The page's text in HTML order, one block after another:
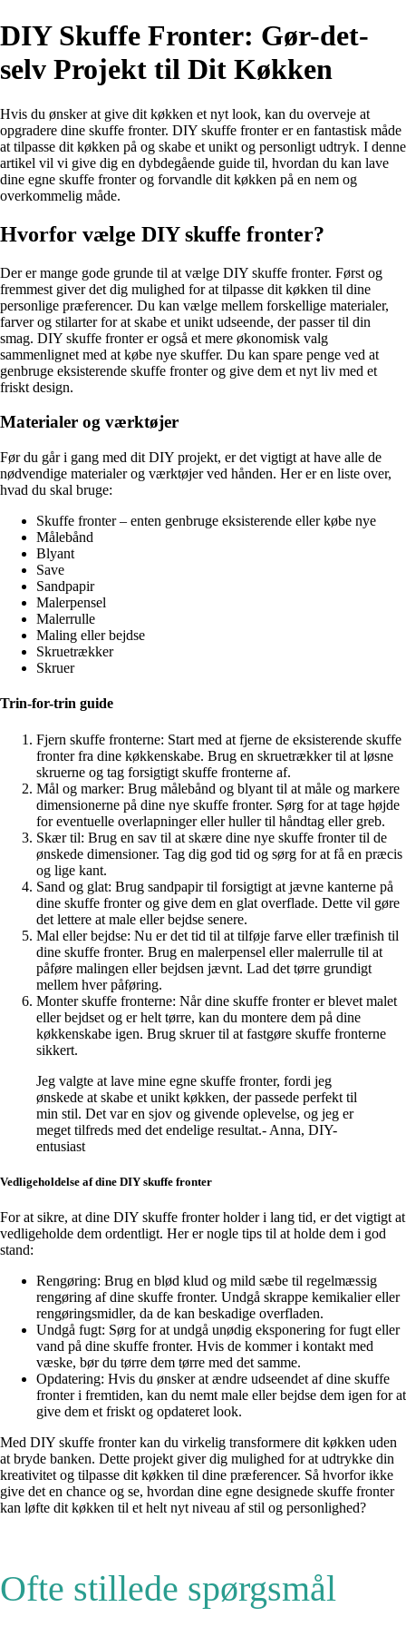
DIY Skuffe Fronter: Gør-det-
selv Projekt til Dit Køkken
Hvis du ønsker at give dit køkken et nyt look, kan du overveje at
opgradere dine skuffe fronter. DIY skuffe fronter er en fantastisk måde
at tilpasse dit køkken på og skabe et unikt og personligt udtryk. I denne
artikel vil vi give dig en dybdegående guide til, hvordan du kan lave
dine egne skuffe fronter og forvandle dit køkken på en nem og
overkommelig måde.
Hvorfor vælge DIY skuffe fronter?
Der er mange gode grunde til at vælge DIY skuffe fronter. Først og
fremmest giver det dig mulighed for at tilpasse dit køkken til dine
personlige præferencer. Du kan vælge mellem forskellige materialer,
farver og stilarter for at skabe et unikt udseende, der passer til din
smag. DIY skuffe fronter er også et mere økonomisk valg
sammenlignet med at købe nye skuffer. Du kan spare penge ved at
genbruge eksisterende skuffe fronter og give dem et nyt liv med et
friskt design.
Materialer og værktøjer
Før du går i gang med dit DIY projekt, er det vigtigt at have alle de
nødvendige materialer og værktøjer ved hånden. Her er en liste over,
hvad du skal bruge:
Skuffe fronter – enten genbruge eksisterende eller købe nye
Målebånd
Blyant
Save
Sandpapir
Malerpensel
Malerrulle
Maling eller bejdse
Skruetrækker
Skruer
Trin-for-trin guide
Fjern skuffe fronterne: Start med at fjerne de eksisterende skuffe
fronter fra dine køkkenskabe. Brug en skruetrækker til at løsne
skruerne og tag forsigtigt skuffe fronterne af.
Mål og marker: Brug målebånd og blyant til at måle og markere
dimensionerne på dine nye skuffe fronter. Sørg for at tage højde
for eventuelle overlapninger eller huller til håndtag eller greb.
Skær til: Brug en sav til at skære dine nye skuffe fronter til de
ønskede dimensioner. Tag dig god tid og sørg for at få en præcis
og lige kant.
Sand og glat: Brug sandpapir til forsigtigt at jævne kanterne på
dine skuffe fronter og give dem en glat overflade. Dette vil gøre
det lettere at male eller bejdse senere.
Mal eller bejdse: Nu er det tid til at tilføje farve eller træfinish til
dine skuffe fronter. Brug en malerpensel eller malerrulle til at
påføre malingen eller bejdsen jævnt. Lad det tørre grundigt
mellem hver påføring.
Monter skuffe fronterne: Når dine skuffe fronter er blevet malet
eller bejdset og er helt tørre, kan du montere dem på dine
køkkenskabe igen. Brug skruer til at fastgøre skuffe fronterne
sikkert.
Jeg valgte at lave mine egne skuffe fronter, fordi jeg
ønskede at skabe et unikt køkken, der passede perfekt til
min stil. Det var en sjov og givende oplevelse, og jeg er
meget tilfreds med det endelige resultat.- Anna, DIY-
entusiast
Vedligeholdelse af dine DIY skuffe fronter
For at sikre, at dine DIY skuffe fronter holder i lang tid, er det vigtigt at
vedligeholde dem ordentligt. Her er nogle tips til at holde dem i god
stand:
Rengøring: Brug en blød klud og mild sæbe til regelmæssig
rengøring af dine skuffe fronter. Undgå skrappe kemikalier eller
rengøringsmidler, da de kan beskadige overfladen.
Undgå fugt: Sørg for at undgå unødig eksponering for fugt eller
vand på dine skuffe fronter. Hvis de kommer i kontakt med
væske, bør du tørre dem tørre med det samme.
Opdatering: Hvis du ønsker at ændre udseendet af dine skuffe
fronter i fremtiden, kan du nemt male eller bejdse dem igen for at
give dem et friskt og opdateret look.
Med DIY skuffe fronter kan du virkelig transformere dit køkken uden
at bryde banken. Dette projekt giver dig mulighed for at udtrykke din
kreativitet og tilpasse dit køkken til dine præferencer. Så hvorfor ikke
give det en chance og se, hvordan dine egne designede skuffe fronter
kan løfte dit køkken til et helt nyt niveau af stil og personlighed?
Ofte stillede spørgsmål